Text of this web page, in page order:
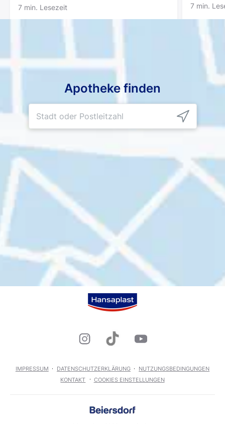
7 min. Lesezeit 7 min.
Apotheke finden
IMPRESSUM DATENSCHUTZERKLÄRUNG
NUTZUNGSBEDINGUNGEN
KONTAKT
COOKIES EINSTELLUNGEN